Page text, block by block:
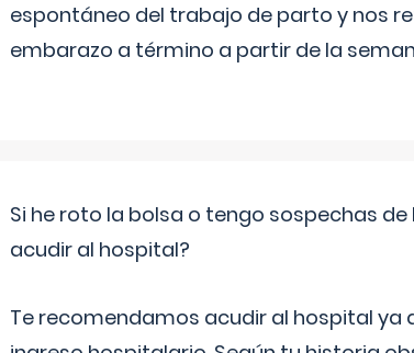
espontáneo del trabajo de parto y nos
embarazo a término a partir de la
Si he roto la bolsa o tengo sospechas
acudir al hospital?
Te recomendamos acudir al hospital